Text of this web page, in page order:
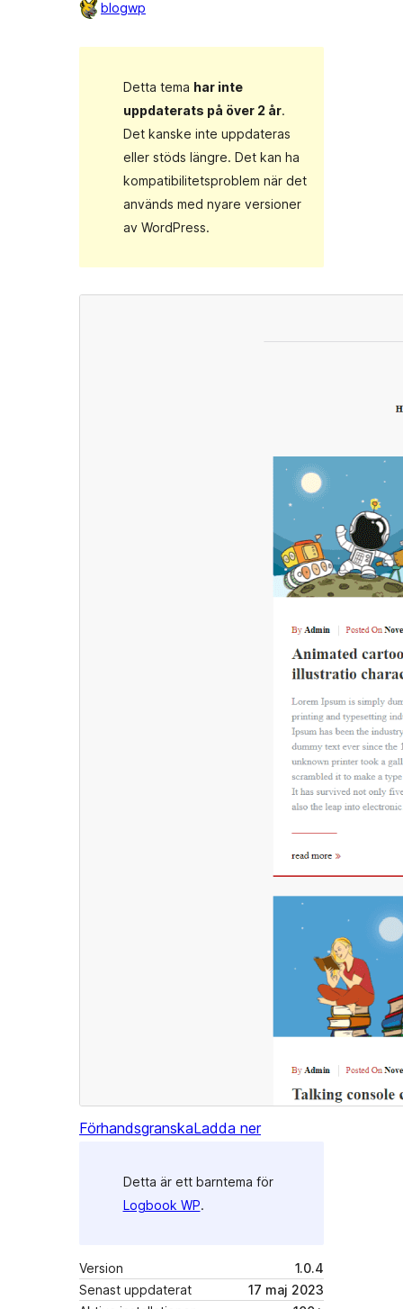
blogwp
Detta tema har inte
uppdaterats på över 2 år.
Det kanske inte uppdateras
eller stöds längre. Det kan ha
kompatibilitetsproblem när det
används med nyare versioner
av WordPress.
FörhandsgranskaLadda ner
Detta är ett barntema för
Logbook WP.
Version
1.0.4
Senast uppdaterat
17 maj 2023